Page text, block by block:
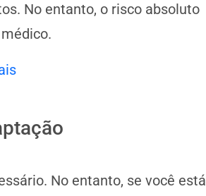
No entanto, o risco absoluto
No entanto, se você está